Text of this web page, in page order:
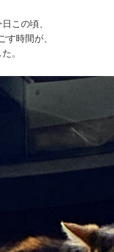
この頃、
す時間が、
。